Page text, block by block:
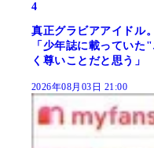
4
真正グラビアアイドル
「少年誌に載ってい
く尊いことだと思う」
2026年08月03日 21:00